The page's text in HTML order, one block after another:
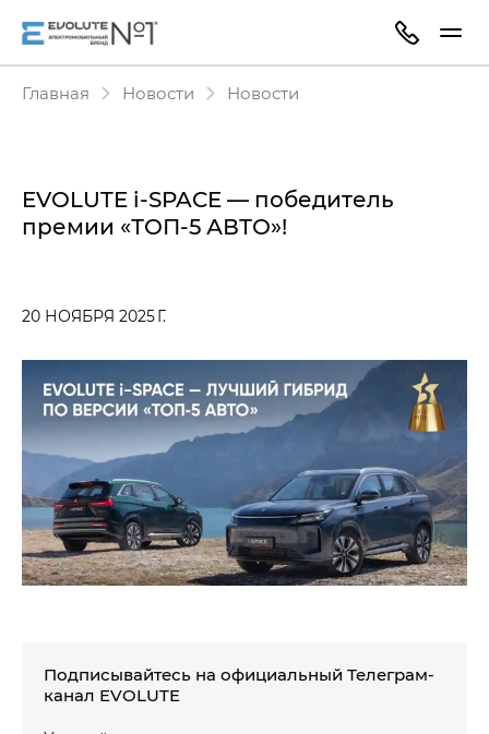
Главная Новости Новости
EVOLUTE i‑SPACE — победитель
премии «ТОП-5 АВТО»!
20 НОЯБРЯ 2025 Г.
Подписывайтесь на официальный Телеграм-
канал EVOLUTE